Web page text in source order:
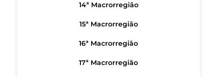
14ª Macrorregião
15ª Macrorregião
16ª Macrorregião
17ª Macrorregião